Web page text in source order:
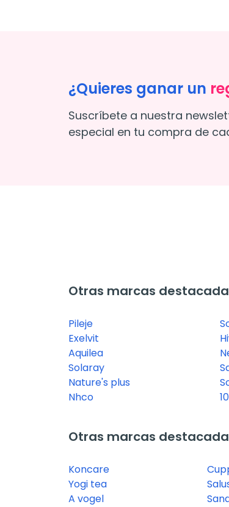
¿Quieres ganar un
Suscríbete a nuestra
especial en tu compra de
Otras marcas
Pileje
Exelvit
Aquilea
Solaray
Nature's plus
Nhco
Otras marcas
Koncare
Yogi tea
A vogel